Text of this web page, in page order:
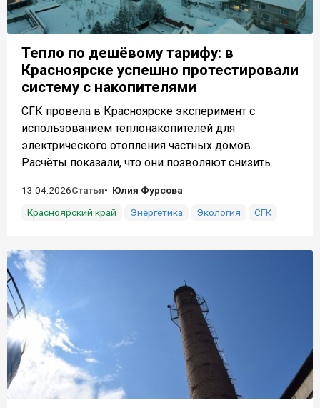
Тепло по дешёвому тарифу: в
Красноярске успешно протестировали
систему с накопителями
СГК провела в Красноярске эксперимент с
использованием теплонакопителей для
электрического отопления частных домов.
Расчёты показали, что они позволяют снизить...
13.04.2026Статья
Юлия Фурсова
Красноярский край
Энергетика Экология СГК